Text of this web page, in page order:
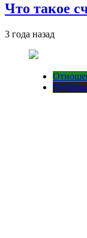
Что такое
3 года назад